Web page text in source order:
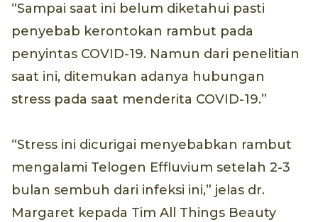
“Sampai saat ini belum diketahui pasti
penyebab kerontokan rambut pada
penyintas COVID-19. Namun dari penelitian
saat ini, ditemukan adanya hubungan
stress pada saat menderita COVID-19.”
“Stress ini dicurigai menyebabkan rambut
mengalami Telogen Effluvium setelah 2-3
bulan sembuh dari infeksi ini,” jelas dr.
Margaret kepada Tim All Things Beauty